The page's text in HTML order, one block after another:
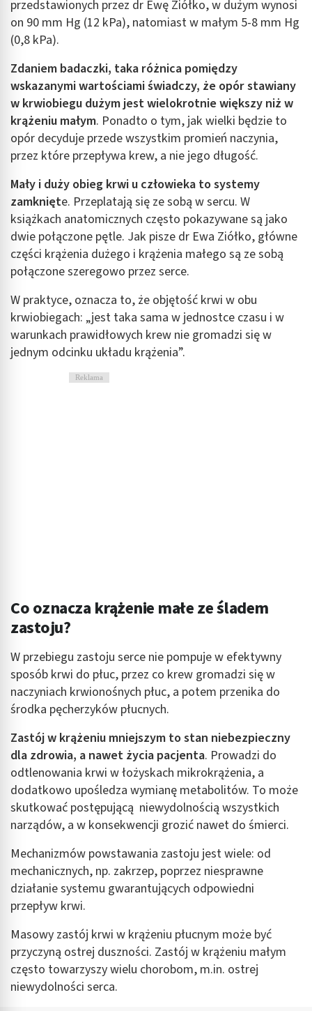
przedstawionych przez dr Ewę Ziółko, w dużym wynosi
on 90 mm Hg (12 kPa), natomiast w małym 5-8 mm Hg
(0,8 kPa).
Zdaniem badaczki, taka różnica pomiędzy
wskazanymi wartościami świadczy, że opór stawiany
w krwiobiegu dużym jest wielokrotnie większy niż w
krążeniu małym. Ponadto o tym, jak wielki będzie to
opór decyduje przede wszystkim promień naczynia,
przez które przepływa krew, a nie jego długość.
Mały i duży obieg krwi u człowieka to systemy
zamknięte. Przeplatają się ze sobą w sercu. W
książkach anatomicznych często pokazywane są jako
dwie połączone pętle. Jak pisze dr Ewa Ziółko, główne
części krążenia dużego i krążenia małego są ze sobą
połączone szeregowo przez serce.
W praktyce, oznacza to, że objętość krwi w obu
krwiobiegach: „jest taka sama w jednostce czasu i w
warunkach prawidłowych krew nie gromadzi się w
jednym odcinku układu krążenia”.
Reklama
Co oznacza krążenie małe ze śladem
zastoju?
W przebiegu zastoju serce nie pompuje w efektywny
sposób krwi do płuc, przez co krew gromadzi się w
naczyniach krwionośnych płuc, a potem przenika do
środka pęcherzyków płucnych.
Zastój w krążeniu mniejszym to stan niebezpieczny
dla zdrowia, a nawet życia pacjenta. Prowadzi do
odtlenowania krwi w łożyskach mikrokrążenia, a
dodatkowo upośledza wymianę metabolitów. To może
skutkować postępującą niewydolnością wszystkich
narządów, a w konsekwencji grozić nawet do śmierci.
Mechanizmów powstawania zastoju jest wiele: od
mechanicznych, np. zakrzep, poprzez niesprawne
działanie systemu gwarantujących odpowiedni
przepływ krwi.
Masowy zastój krwi w krążeniu płucnym może być
przyczyną ostrej duszności. Zastój w krążeniu małym
często towarzyszy wielu chorobom, m.in. ostrej
niewydolności serca.